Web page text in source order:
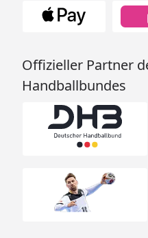
Offizieller Partner
Handballbundes